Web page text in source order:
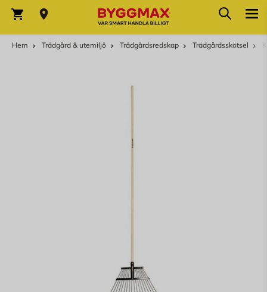
Varukorg Sök
Hem Trädgård & utemiljö Trädgårdsredskap Trädgårdsskötsel